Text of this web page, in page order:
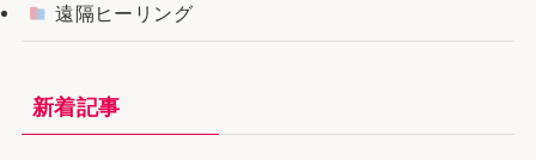
遠隔ヒーリング
新着記事